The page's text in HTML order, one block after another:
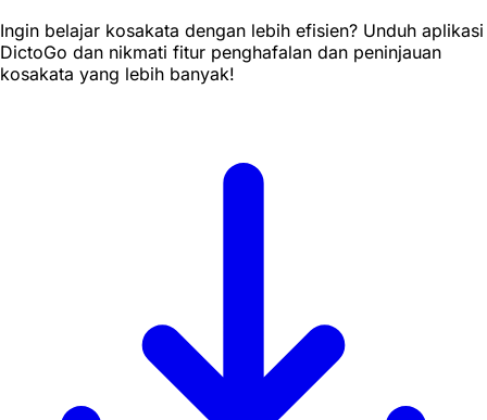
Ingin belajar kosakata dengan lebih efisien? Unduh aplikasi
DictoGo dan nikmati fitur penghafalan dan peninjauan
kosakata yang lebih banyak!